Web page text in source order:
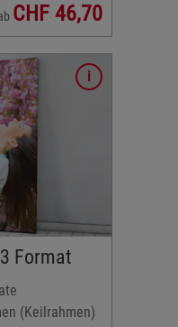
CHF 46,70
Format
(Keilrahmen)